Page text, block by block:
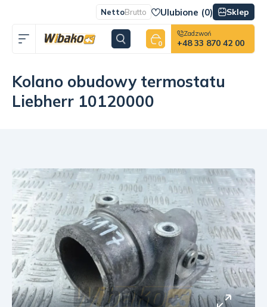
NettoBrutto Ulubione (0) Sklep
0
Zadzwoń
+48 33 870 42 00
Kolano obudowy termostatu
Liebherr 10120000